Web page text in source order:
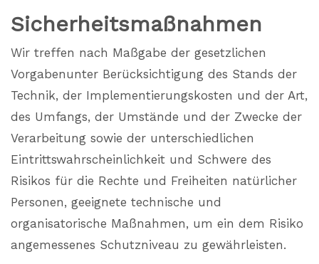
Sicherheitsmaßnahmen
Wir treffen nach Maßgabe der gesetzlichen
Vorgabenunter Berücksichtigung des Stands der
Technik, der Implementierungskosten und der Art,
des Umfangs, der Umstände und der Zwecke der
Verarbeitung sowie der unterschiedlichen
Eintrittswahrscheinlichkeit und Schwere des
Risikos für die Rechte und Freiheiten natürlicher
Personen, geeignete technische und
organisatorische Maßnahmen, um ein dem Risiko
angemessenes Schutzniveau zu gewährleisten.